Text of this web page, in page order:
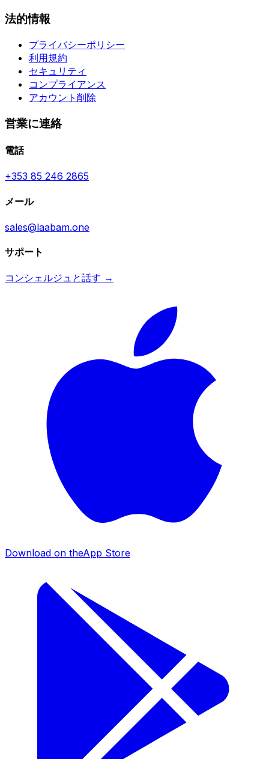
法的情報
プライバシーポリシー
利用規約
セキュリティ
コンプライアンス
アカウント削除
営業に連絡
電話
+353 85 246 2865
メール
sales@laabam.one
サポート
コンシェルジュと話す →
Download on theApp Store